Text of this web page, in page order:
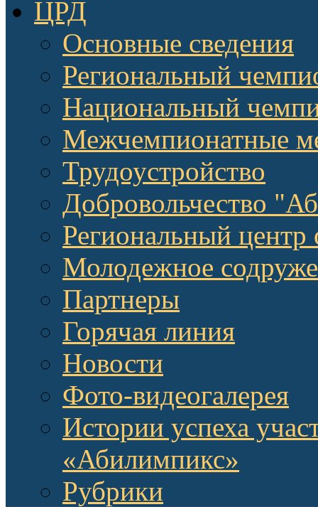
ЦРД
Основные сведения
Региональный
Национальный
Межчемпионатные
Трудоустройство
Добровольчество
Региональный центр
Молодежное
Партнеры
Горячая линия
Новости
Фото-видеогалерея
Истории успеха
«Абилимпикс»
Рубрики